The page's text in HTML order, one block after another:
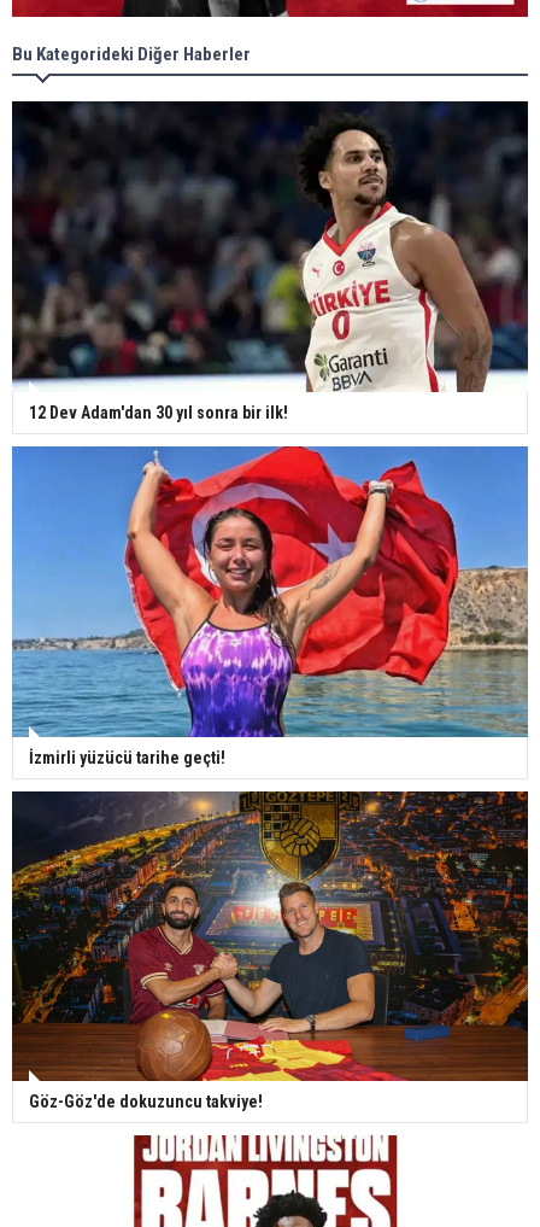
Bu Kategorideki Diğer Haberler
12 Dev Adam'dan 30 yıl sonra bir ilk!
İzmirli yüzücü tarihe geçti!
Göz-Göz'de dokuzuncu takviye!